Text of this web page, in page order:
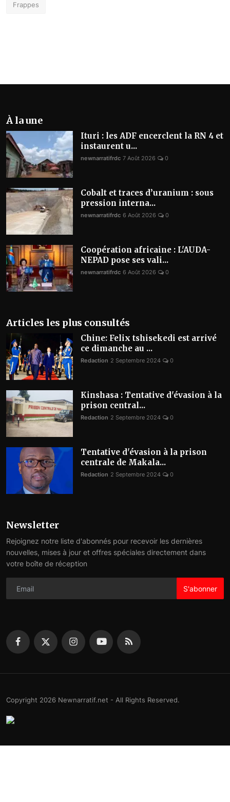
Frappes
À la une
Ituri : les ADF encerclent la RN 4 et
instaurent u...
newnarratifrdc 7 Août 2026 0
Cobalt et traces d’uranium : sous
pression interna...
newnarratifrdc 6 Août 2026 0
Coopération africaine : L'AUDA-
NEPAD pose ses vali...
newnarratifrdc 6 Août 2026 0
Articles les plus consultés
Chine: Felix tshisekedi est arrivé
ce dimanche au ...
Redaction 2 Septembre 2024 0
Kinshasa : Tentative d'évasion à la
prison central...
Redaction 2 Septembre 2024 0
Tentative d'évasion à la prison
centrale de Makala...
Redaction 2 Septembre 2024 0
Newsletter
Rejoignez notre liste d'abonnés pour recevoir les dernières
nouvelles, mises à jour et offres spéciales directement dans
votre boîte de réception
S'abonner
Copyright 2026 Newnarratif.net - All Rights Reserved.